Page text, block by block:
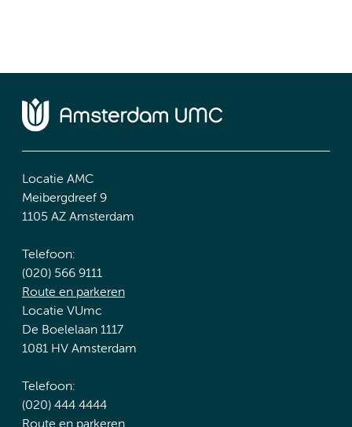
Locatie AMC
Meibergdreef 9
1105 AZ Amsterdam
Telefoon:
(020) 566 9111
Route en parkeren
Locatie VUmc
De Boelelaan 1117
1081 HV Amsterdam
Telefoon:
(020) 444 4444
Route en parkeren